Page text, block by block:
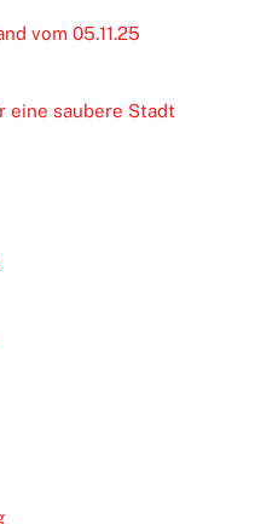
vom 05.11.25
eine saubere Stadt